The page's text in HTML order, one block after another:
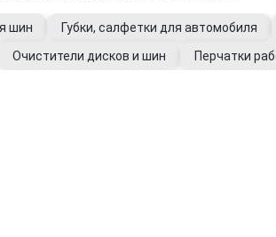
шин Губки, салфетки для автомобиля
Очистители дисков и шин Перчатки